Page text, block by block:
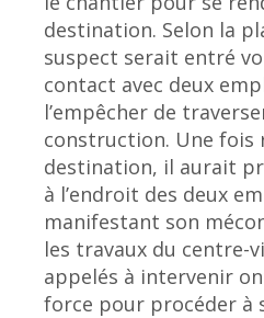
destination. Selon la
suspect serait entré
contact avec deux
l’empêcher de
construction. Une fois
destination, il aurait
à l’endroit des deux
manifestant son
les travaux du centre-
appelés à intervenir
force pour procéder à